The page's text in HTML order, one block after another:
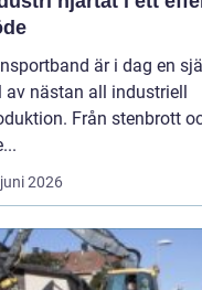
är i dag en
av nästan all industriell
Från stenbrott
2026